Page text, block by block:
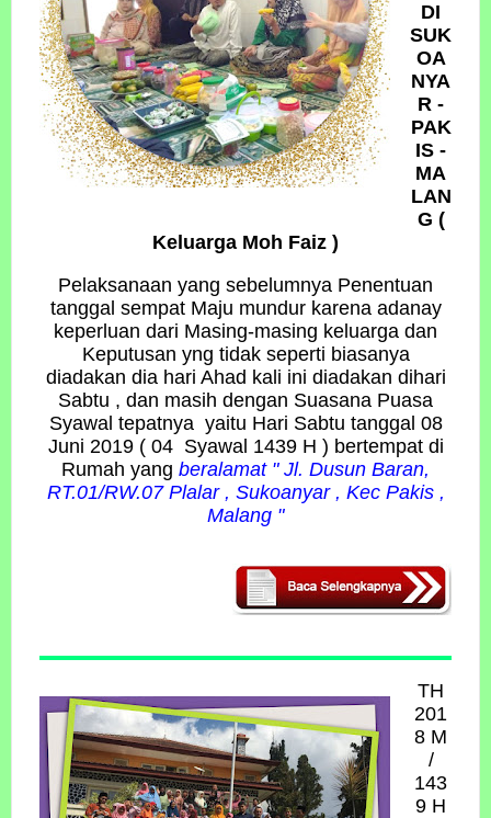
DI
SUK
OA
NYA
R -
PAK
IS -
MA
LAN
G (
Keluarga Moh Faiz )
Pelaksanaan yang sebelumnya Penentuan
tanggal sempat Maju mundur karena adanay
keperluan dari Masing-masing keluarga dan
Keputusan yng tidak seperti biasanya
diadakan dia hari Ahad kali ini diadakan dihari
Sabtu , dan masih dengan Suasana Puasa
Syawal tepatnya yaitu Hari Sabtu tanggal 08
Juni 2019 ( 04 Syawal 1439 H ) bertempat di
Rumah yang beralamat " Jl. Dusun Baran,
RT.01/RW.07 Plalar , Sukoanyar , Kec Pakis ,
Malang "
TH
201
8 M
/
143
9 H